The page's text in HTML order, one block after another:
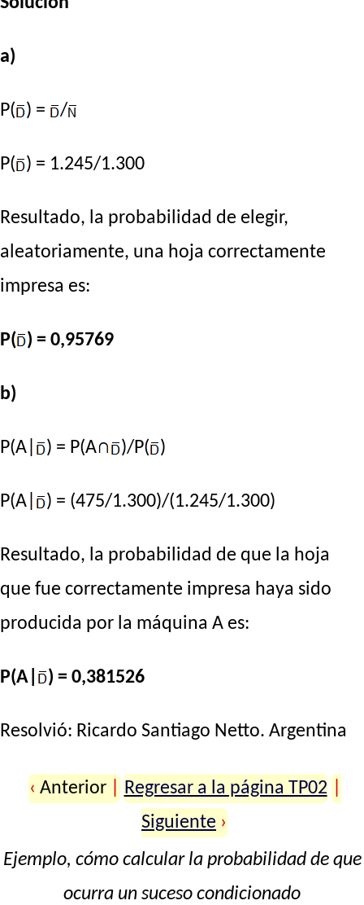
a)
P( ) = /
P( ) = 1.245/1.300
Resultado, la probabilidad de elegir,
aleatoriamente, una hoja correctamente
impresa es:
P( ) = 0,95769
b)
P(A| ) = P(A∩ )/P( )
P(A| ) = (475/1.300)/(1.245/1.300)
Resultado, la probabilidad de que la hoja
que fue correctamente impresa haya sido
producida por la máquina A es:
P(A| ) = 0,381526
Resolvió: Ricardo Santiago Netto. Argentina
‹ Anterior Regresar a la página TP02
Siguiente ›
Ejemplo, cómo calcular la probabilidad de que
ocurra un suceso condicionado